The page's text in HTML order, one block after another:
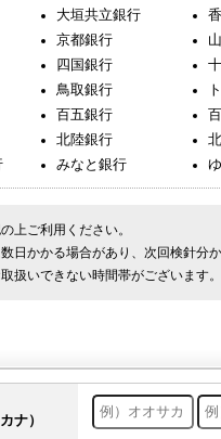
大垣共立銀行
京都銀行
四国銀行
鳥取銀行
百五銀行
北陸銀行
みなと銀行
上ご利用ください。
日かかる場合があり、次回検針分
扱いできない時間帯がございます。
ナ）